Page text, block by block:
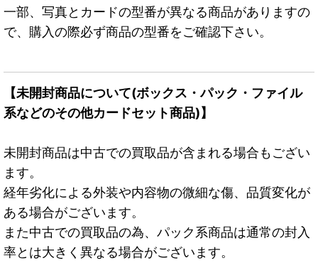
一部、写真とカードの型番が異なる商品がありますの
で、購入の際必ず商品の型番をご確認下さい。
【未開封商品について(ボックス・パック・ファイル
系などのその他カードセット商品)】
未開封商品は中古での買取品が含まれる場合もござい
ます。
経年劣化による外装や内容物の微細な傷、品質変化が
ある場合がございます。
また中古での買取品の為、パック系商品は通常の封入
率とは大きく異なる場合がございます。